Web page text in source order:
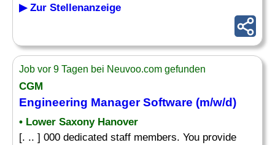
▶ Zur Stellenanzeige
Job vor 9 Tagen bei Neuvoo.com gefunden
CGM
Engineering ManagerSoftware (m/w/d)
• Lower Saxony Hanover
[. .. ] 000 dedicated staff members. You provide